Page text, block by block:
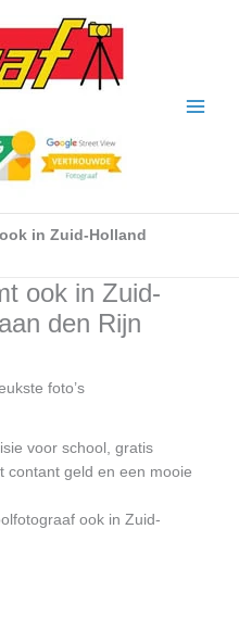
in Zuid-Holland
ook in Zuid-
den Rijn
foto’s
voor school, gratis
contant geld en een mooie
ook in Zuid-